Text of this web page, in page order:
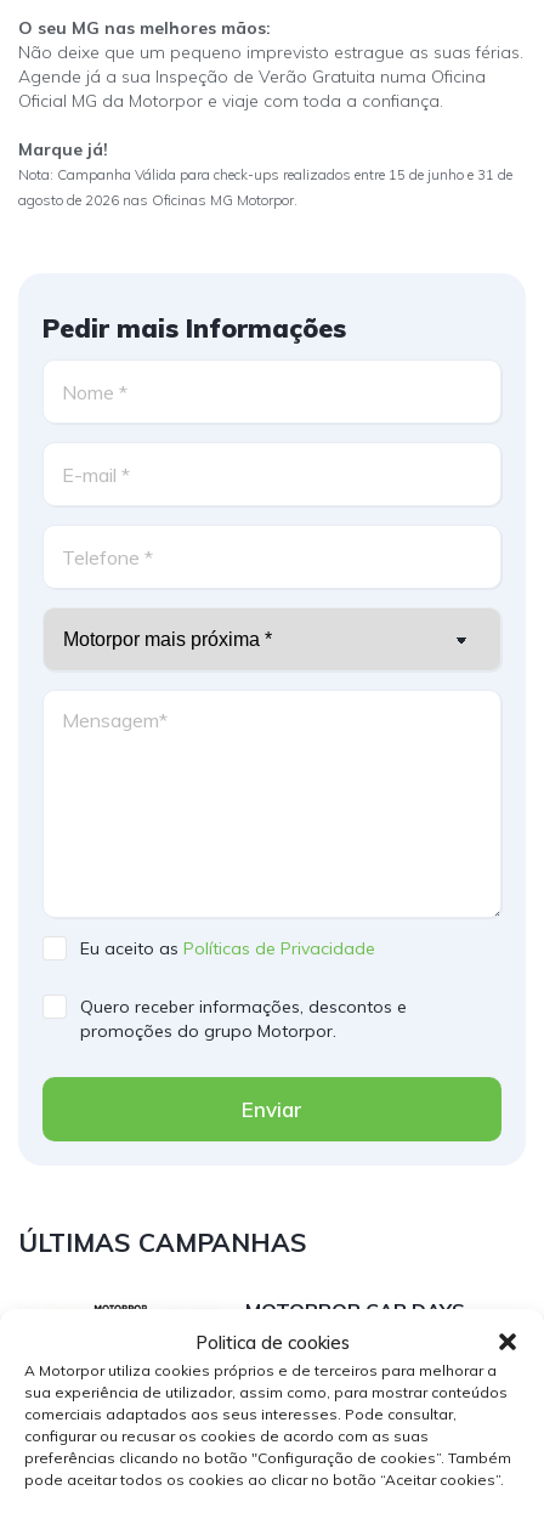
Politica de cookies
A Motorpor utiliza cookies próprios e de terceiros para melhorar a
sua experiência de utilizador, assim como, para mostrar conteúdos
comerciais adaptados aos seus interesses. Pode consultar,
configurar ou recusar os cookies de acordo com as suas
preferências clicando no botão "Configuração de cookies”. Também
pode aceitar todos os cookies ao clicar no botão “Aceitar cookies”.
O seu MG nas melhores mãos:
Não deixe que um pequeno imprevisto estrague as suas férias.
Agende já a sua Inspeção de Verão Gratuita numa Oficina
Oficial MG da Motorpor e viaje com toda a confiança.
Marque já!
Nota: Campanha Válida para check-ups realizados entre 15 de junho e 31 de
agosto de 2026 nas Oficinas MG Motorpor.
Pedir mais Informações
Eu aceito as Políticas de Privacidade
Quero receber informações, descontos e
promoções do grupo Motorpor.
Enviar
ÚLTIMAS CAMPANHAS
MOTORPOR CAR DAYS –
Festas de Corroios de 21 a
30 de agosto
Ler mais
Novo Changan Deepal S05